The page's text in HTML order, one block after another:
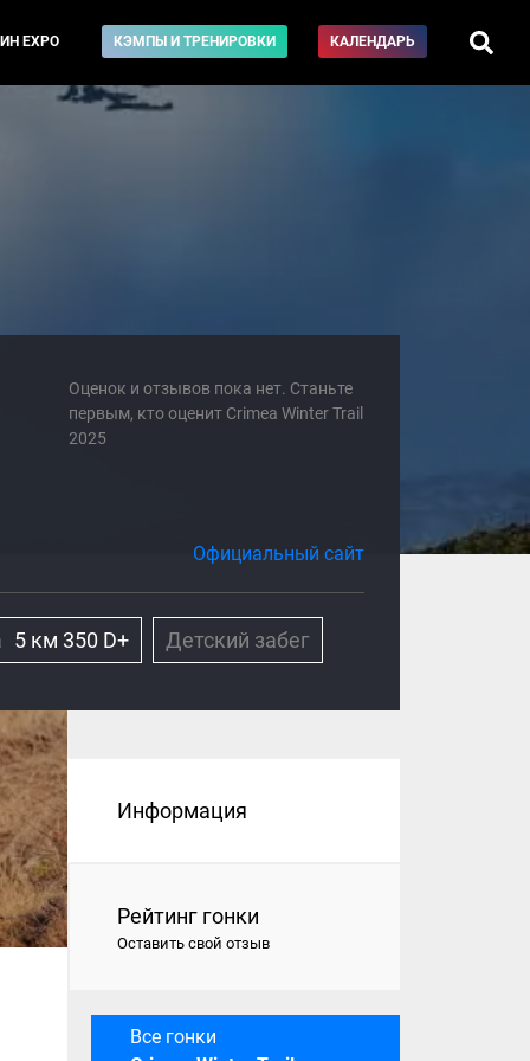
EXPO КЭМПЫ И ТРЕНИРОВКИ КАЛЕНДАРЬ
Оценок и отзывов пока нет. Станьте
первым, кто оценит Crimea Winter Trail
2025
Официальный сайт
5 км 350 D+ Детский забег
Информация
Рейтинг гонки
Оставить свой отзыв
Все гонки